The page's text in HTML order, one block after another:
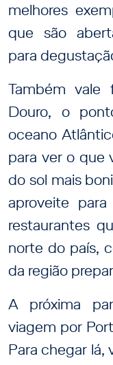
melhores
que são
para
Também
Douro, o
oceano
para ver o que
do sol mais
aproveite
restaurantes
norte do país,
da região
A próxima
viagem por
Para chegar